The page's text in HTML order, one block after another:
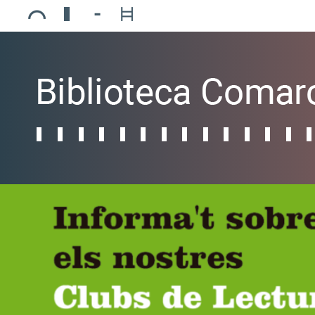
Ajuntament de Mollerussa
Biblioteca Comarcal Jaume Vila
Piscines de Mollerussa